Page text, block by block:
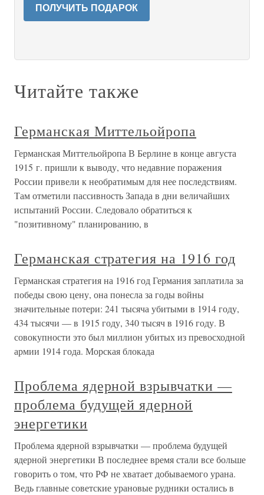
ПОЛУЧИТЬ ПОДАРОК
Читайте также
Германская Миттельойропа
Германская Миттельойропа В Берлине в конце августа
1915 г. пришли к выводу, что недавние поражения
России привели к необратимым для нее последствиям.
Там отметили пассивность Запада в дни величайших
испытаний России. Следовало обратиться к
"позитивному" планированию, в
Германская стратегия на 1916 год
Германская стратегия на 1916 год Германия заплатила за
победы свою цену, она понесла за годы войны
значительные потери: 241 тысяча убитыми в 1914 году,
434 тысячи — в 1915 году, 340 тысяч в 1916 году. В
совокупности это был миллион убитых из превосходной
армии 1914 года. Морская блокада
Проблема ядерной взрывчатки —
проблема будущей ядерной
энергетики
Проблема ядерной взрывчатки — проблема будущей
ядерной энергетики В последнее время стали все больше
говорить о том, что РФ не хватает добываемого урана.
Ведь главные советские урановые рудники остались в